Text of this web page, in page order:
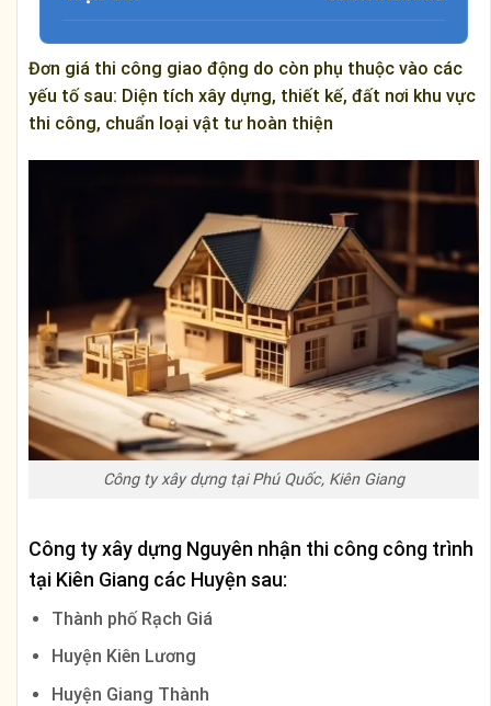
Đơn giá thi công giao động do còn phụ thuộc vào các
yếu tố sau: Diện tích xây dựng, thiết kế, đất nơi khu vực
thi công, chuẩn loại vật tư hoàn thiện
Công ty xây dựng tại Phú Quốc, Kiên Giang
Công ty xây dựng Nguyên nhận thi công công trình
tại Kiên Giang các Huyện sau:
Thành phố Rạch Giá
Huyện Kiên Lương
Huyện Giang Thành